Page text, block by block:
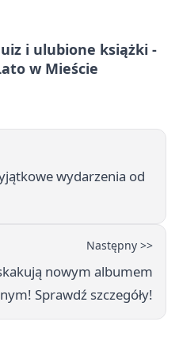
i ulubione książki -
w Mieście
wydarzenia od
Następny >>
nowym albumem
Sprawdź szczegóły!